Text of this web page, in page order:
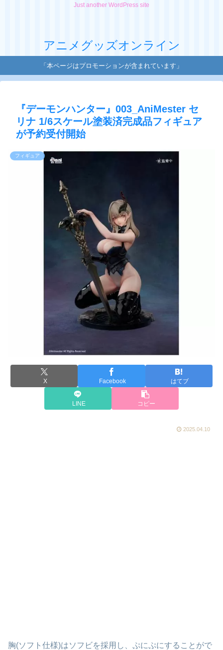
Just another WordPress site
アニメグッズオンライン
「本ページはプロモーションが含まれています」
『デーモンハンター』​003_AniMester セ
リナ 1/6スケール塗装済完成品フィギュア
が予約受付開始
フィギュア
X Facebook はてブ
LINE コピー
2025.04.10
胸(ソフト仕様)はソフビを採用し、ぷにぷにすることがで